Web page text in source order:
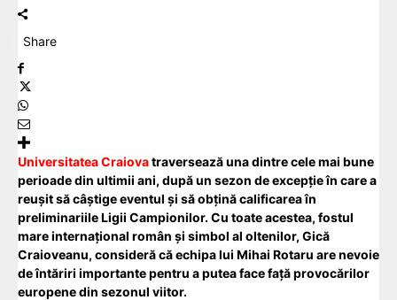
Share
Universitatea Craiovatraversează una dintre cele mai bune
perioade din ultimii ani, după un sezon de excepție în care a
reușit să câștige eventul și să obțină calificarea în
preliminariile Ligii Campionilor. Cu toate acestea, fostul
mare internațional român și simbol al oltenilor, Gică
Craioveanu, consideră că echipa lui Mihai Rotaru are nevoie
de întăriri importante pentru a putea face față provocărilor
europene din sezonul viitor.